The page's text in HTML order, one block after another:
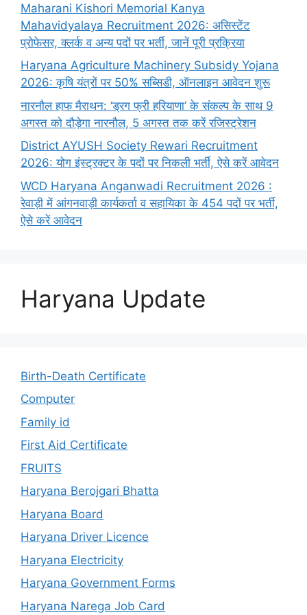
Maharani Kishori Memorial Kanya
Mahavidyalaya Recruitment 2026: असिस्टेंट
प्रोफेसर, क्लर्क व अन्य पदों पर भर्ती, जानें पूरी प्रक्रिया
Haryana Agriculture Machinery Subsidy Yojana
2026: कृषि यंत्रों पर 50% सब्सिडी, ऑनलाइन आवेदन शुरू
नारनौल हाफ मैराथन: ‘ड्रग फ्री हरियाणा’ के संकल्प के साथ 9
अगस्त को दौड़ेगा नारनौल, 5 अगस्त तक करें रजिस्ट्रेशन
District AYUSH Society Rewari Recruitment
2026: योग इंस्ट्रक्टर के पदों पर निकली भर्ती, ऐसे करें आवेदन
WCD Haryana Anganwadi Recruitment 2026 :
रेवाड़ी में आंगनवाड़ी कार्यकर्ता व सहायिका के 454 पदों पर भर्ती,
ऐसे करें आवेदन
Haryana Update
Birth-Death Certificate
Computer
Family id
First Aid Certificate
FRUITS
Haryana Berojgari Bhatta
Haryana Board
Haryana Driver Licence
Haryana Electricity
Haryana Government Forms
Haryana Narega Job Card